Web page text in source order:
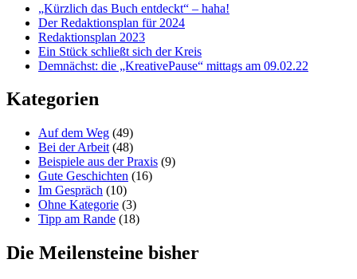
„Kürzlich das Buch entdeckt“ – haha!
Der Redaktionsplan für 2024
Redaktionsplan 2023
Ein Stück schließt sich der Kreis
Demnächst: die „KreativePause“ mittags am 09.02.22
Kategorien
Auf dem Weg (49)
Bei der Arbeit (48)
Beispiele aus der Praxis (9)
Gute Geschichten (16)
Im Gespräch (10)
Ohne Kategorie (3)
Tipp am Rande (18)
Die Meilensteine bisher